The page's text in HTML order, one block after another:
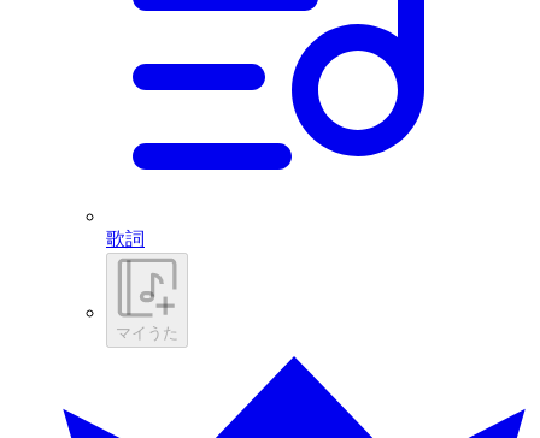
歌詞
マイうた